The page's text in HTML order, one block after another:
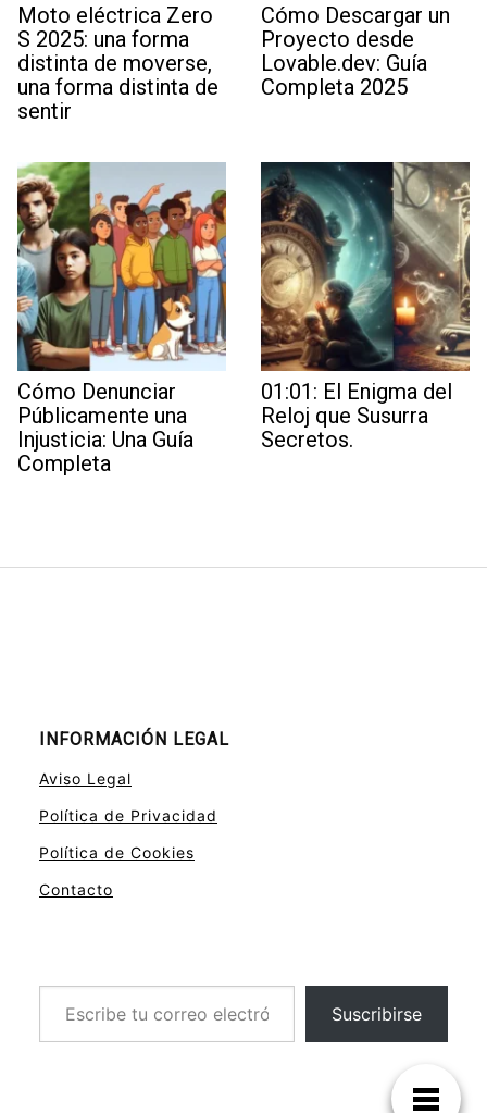
Moto eléctrica Zero
S 2025: una forma
distinta de moverse,
una forma distinta de
sentir
Cómo Descargar un
Proyecto desde
Lovable.dev: Guía
Completa 2025
Cómo Denunciar
Públicamente una
Injusticia: Una Guía
Completa
01:01: El Enigma del
Reloj que Susurra
Secretos.
INFORMACIÓN LEGAL
Aviso Legal
Política de Privacidad
Política de Cookies
Contacto
Escribe tu correo electrónico…
Suscribirse